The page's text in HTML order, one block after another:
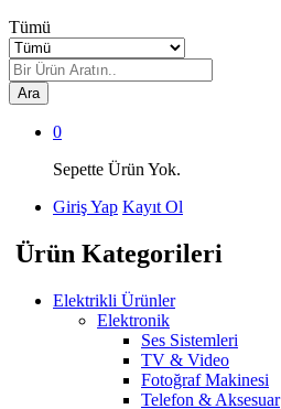
Tümü
Ara
0
Sepette Ürün Yok.
Giriş Yap Kayıt Ol
Ürün Kategorileri
Elektrikli Ürünler
Elektronik
Ses Sistemleri
TV & Video
Fotoğraf Makinesi
Telefon & Aksesuar